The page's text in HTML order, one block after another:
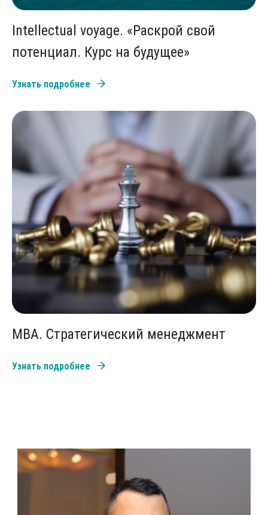
Intellectual voyage. «Раскрой свой
потенциал. Курс на будущее»
Узнать подробнее
MBA. Стратегический менеджмент
Узнать подробнее